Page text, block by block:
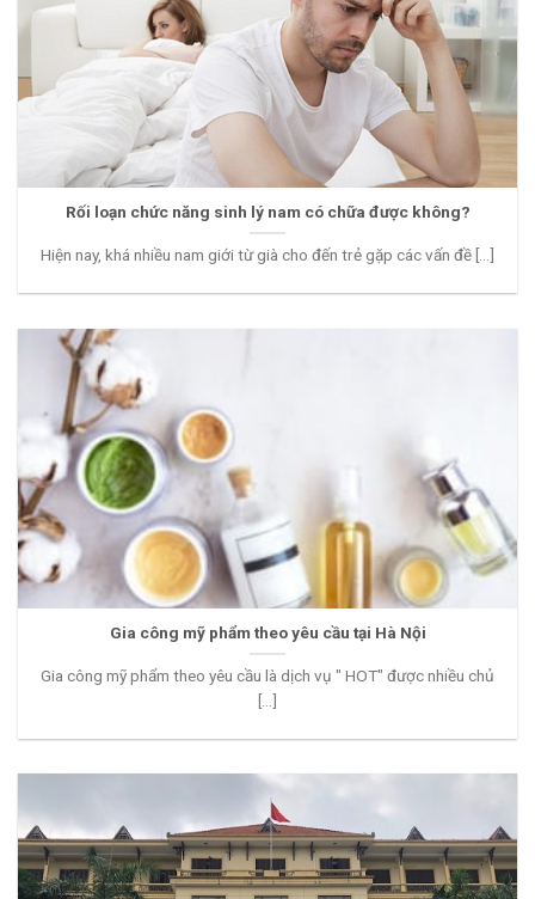
Rối loạn chức năng sinh lý nam có chữa được không?
Hiện nay, khá nhiều nam giới từ già cho đến trẻ gặp các vấn đề [...]
Gia công mỹ phẩm theo yêu cầu tại Hà Nội
Gia công mỹ phẩm theo yêu cầu là dịch vụ " HOT" được nhiều chủ
[...]